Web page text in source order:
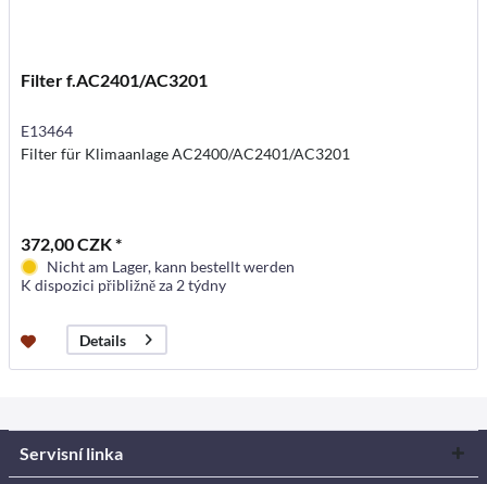
Filter f.AC2401/AC3201
E13464
Filter für Klimaanlage AC2400/AC2401/AC3201
372,00 CZK *
Nicht am Lager, kann bestellt werden
K dispozici přibližně za 2 týdny
Details
Servisní linka